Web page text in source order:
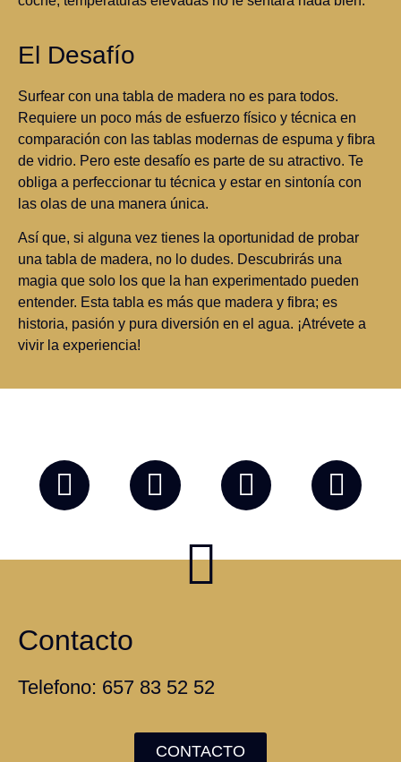
El Desafío
Surfear con una tabla de madera no es para todos.
Requiere un poco más de esfuerzo físico y técnica en
comparación con las tablas modernas de espuma y fibra
de vidrio. Pero este desafío es parte de su atractivo. Te
obliga a perfeccionar tu técnica y estar en sintonía con
las olas de una manera única.
Así que, si alguna vez tienes la oportunidad de probar
una tabla de madera, no lo dudes. Descubrirás una
magia que solo los que la han experimentado pueden
entender. Esta tabla es más que madera y fibra; es
historia, pasión y pura diversión en el agua. ¡Atrévete a
vivir la experiencia!
Contacto
Telefono: 657 83 52 52
CONTACTO